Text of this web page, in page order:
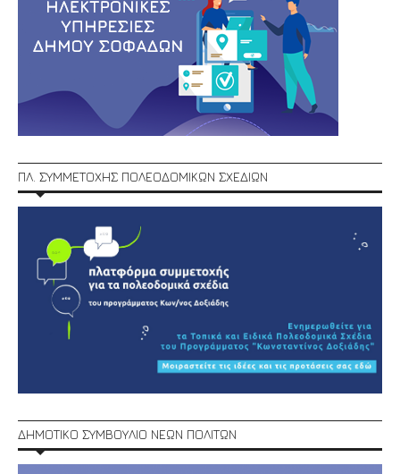
ΠΛ. ΣΥΜΜΕΤΟΧΗΣ ΠΟΛΕΟΔΟΜΙΚΩΝ ΣΧΕΔΙΩΝ
ΔΗΜΟΤΙΚΟ ΣΥΜΒΟΥΛΙΟ ΝΕΩΝ ΠΟΛΙΤΩΝ